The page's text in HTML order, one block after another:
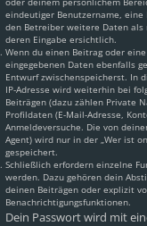
eindeutiger Benutzername, eine
den Betreiber weitere Daten
deren Eingabe ersichtlich.
Wenn du einen Beitrag oder
eingegebenen Daten ebenfalls
Entwurf zwischenspeicherst. In
IP-Adresse wird weiterhin bei
Beiträgen (dazu zählen Private
Profildaten (E-Mail-Adresse,
Anmeldeversuche. Die von
Agent) wird nur in der „Wer ist
gespeichert.
Schließlich erfordern einzelne
werden. Dazu gehören dein
deinen Beiträgen oder explizit
Benachrichtigungsfunktionen.
Dein Passwort wird mit